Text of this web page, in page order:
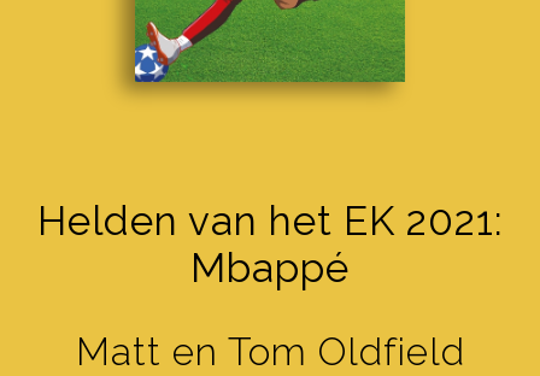
Helden van het EK 2021:
Mbappé
Matt en Tom Oldfield